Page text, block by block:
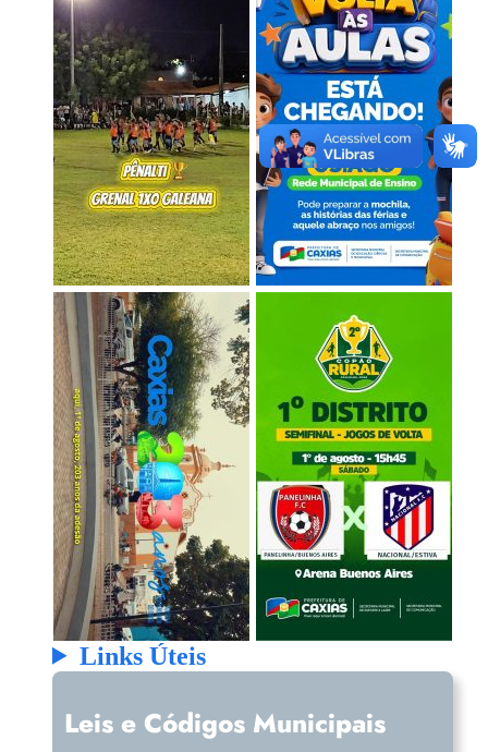
Links Úteis
Leis e Códigos Municipais